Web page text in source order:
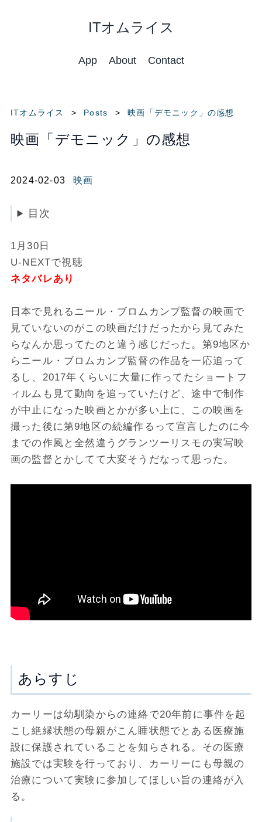
ITオムライス
App About Contact
ITオムライス Posts 映画「デモニック」の感想
映画「デモニック」の感想
2024-02-03 映画
目次
1月30日
U-NEXTで視聴
ネタバレあり
日本で見れるニール・ブロムカンプ監督の映画で
見ていないのがこの映画だけだったから見てみた
らなんか思ってたのと違う感じだった。第9地区か
らニール・ブロムカンプ監督の作品を一応追って
るし、2017年くらいに大量に作ってたショートフ
ィルムも見て動向を追っていたけど、途中で制作
が中止になった映画とかが多い上に、この映画を
撮った後に第9地区の続編作るって宣言したのに今
までの作風と全然違うグランツーリスモの実写映
画の監督とかしてて大変そうだなって思った。
あらすじ
カーリーは幼馴染からの連絡で20年前に事件を起
こし絶縁状態の母親がこん睡状態でとある医療施
設に保護されていることを知らされる。その医療
施設では実験を行っており、カーリーにも母親の
治療について実験に参加してほしい旨の連絡が入
る。